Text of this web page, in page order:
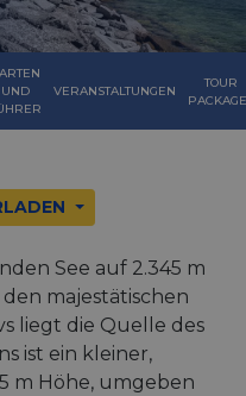
UND
VERANSTALTUNGEN
TOUR
See auf 2.345 m
majestätischen
liegt die Quelle des
ist ein kleiner,
m Höhe, umgeben